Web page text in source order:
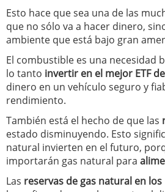
Esto hace que sea una de las
que no sólo va a hacer dinero,
ambiente que está bajo gran
El combustible es una necesidad
lo tanto invertir en el mejor ETF
dinero en un vehículo seguro y
rendimiento.
También está el hecho de que las
estado disminuyendo. Esto
natural invierten en el futuro,
importarán gas natural para
Las reservas de gas natural en los